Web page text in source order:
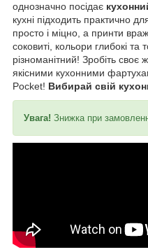
однозначно посідає
кухні підходить практично
просто і міцно, а принти
соковиті, кольори глибокі
різноманітний! Зробіть
якісними кухонними
Pocket! Вибирай свій
Увага! Знижка при